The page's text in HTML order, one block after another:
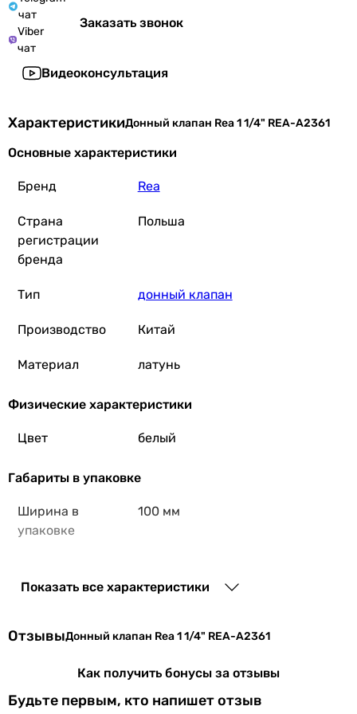
чат
Viber
чат
Заказать звонок
Видеоконсультация
ХарактеристикиДонный клапан Rea 1 1/4" REA-A2361
Основные характеристики
Бренд Rea
Страна
регистрации
бренда
Польша
Тип донный клапан
Производство Китай
Материал латунь
Физические характеристики
Цвет белый
Габариты в упаковке
Ширина в
упаковке
100 мм
упаковке
упаковке
Вес в упаковке 0.5 кг
Показать все характеристики
ОтзывыДонный клапан Rea 1 1/4" REA-A2361
Как получить бонусы за отзывы
Будьте первым, кто напишет отзыв